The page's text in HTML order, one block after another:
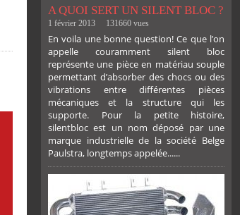
A QUOI SERT UN SILENT BLOC ?
1 février 2013 131660 vues
En voila une bonne question! Ce que l’on
appelle couramment silent bloc
représente une pièce en matériau souple
permettant d’absorber des chocs ou des
vibrations entre différentes pièces
mécaniques et la structure qui les
supporte. Pour la petite histoire,
silentbloc est un nom déposé par une
marque industrielle de la société Belge
Paulstra, longtemps appelée......